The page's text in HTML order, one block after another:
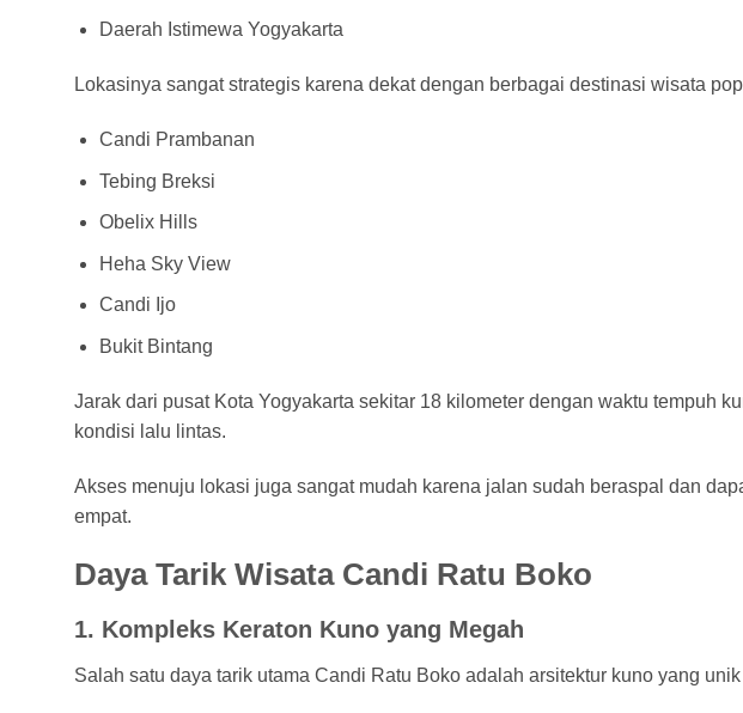
Daerah Istimewa Yogyakarta
Lokasinya sangat strategis karena dekat dengan berbagai destinasi wisata
Candi Prambanan
Tebing Breksi
Obelix Hills
Heha Sky View
Candi Ijo
Bukit Bintang
Jarak dari pusat Kota Yogyakarta sekitar 18 kilometer dengan waktu tempuh
kondisi lalu lintas.
Akses menuju lokasi juga sangat mudah karena jalan sudah beraspal dan
empat.
Daya Tarik Wisata Candi Ratu Boko
1. Kompleks Keraton Kuno yang Megah
Salah satu daya tarik utama Candi Ratu Boko adalah arsitektur kuno yang